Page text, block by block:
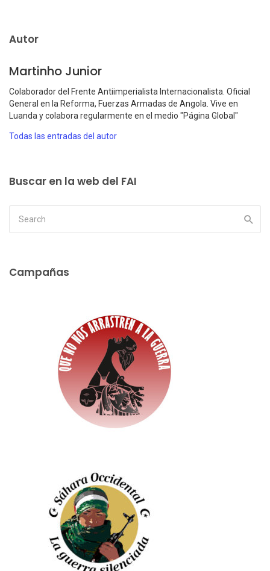
Autor
Martinho Junior
Colaborador del Frente Antiimperialista Internacionalista. Oficial
General en la Reforma, Fuerzas Armadas de Angola. Vive en
Luanda y colabora regularmente en el medio "Página Global"
Todas las entradas del autor
Buscar en la web del FAI
Campañas